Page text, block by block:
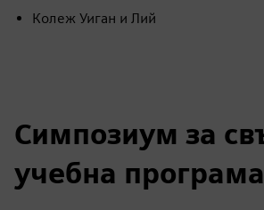
Университет Шефилд Халам
Университетски колеж Бирмингам
Университет в Бирмингам
Университет в Ексетър